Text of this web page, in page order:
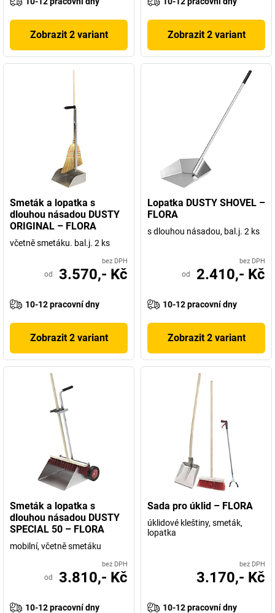
Zobrazit 2 variant Zobrazit 2 variant
Smeták a lopatka s
dlouhou násadou DUSTY
ORIGINAL – FLORA
včetně smetáku. bal.j. 2 ks
bez DPH
od 3.570,- Kč
10-12 pracovní dny
Zobrazit 2 variant
Lopatka DUSTY SHOVEL –
FLORA
s dlouhou násadou, bal.j. 2 ks
bez DPH
od 2.410,- Kč
10-12 pracovní dny
Zobrazit 2 variant
Smeták a lopatka s
dlouhou násadou DUSTY
SPECIAL 50 – FLORA
mobilní, včetně smetáku
bez DPH
od 3.810,- Kč
10-12 pracovní dny
Sada pro úklid – FLORA
úklidové kleštiny, smeták,
lopatka
bez DPH
3.170,- Kč
10-12 pracovní dny